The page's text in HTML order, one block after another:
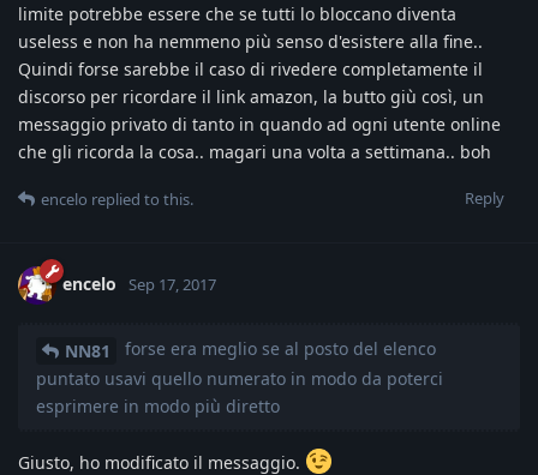
limite potrebbe essere che se tutti lo bloccano diventa
useless e non ha nemmeno più senso d'esistere alla fine..
Quindi forse sarebbe il caso di rivedere completamente il
discorso per ricordare il link amazon, la butto giù così, un
messaggio privato di tanto in quando ad ogni utente online
che gli ricorda la cosa.. magari una volta a settimana.. boh
Reply
encelo replied to this.
encelo Sep 17, 2017
NN81
forse era meglio se al posto del elenco
puntato usavi quello numerato in modo da poterci
esprimere in modo più diretto
Giusto, ho modificato il messaggio.